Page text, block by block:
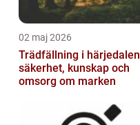
02 maj 2026
Trädfällning i härjedalen
säkerhet, kunskap och
omsorg om marken